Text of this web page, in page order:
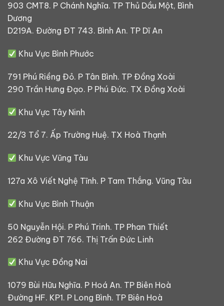
903 CMT8. P Chánh Nghĩa. TP Thủ Dầu Một, Bình
Dương
D219A. Đường ĐT 743. Bình An. TP Dĩ An
Khu Vực Bình Phước
791 Phú Riềng Đỏ. P Tân Bình. TP Đồng Xoài
290 Trần Hưng Đạo. P Phú Đức. TX Đồng Xoài
Khu Vực Tây Ninh
22/3 Tổ 7. Ấp Trường Huệ. TX Hoà Thạnh
Khu Vực Vũng Tàu
127a Xô Viết Nghệ Tĩnh. P Tam Thắng. Vũng Tàu
Khu Vực Bình Thuận
50 Nguyễn Hội. P Phú Trinh. TP Phan Thiết
262 Đường ĐT 766. Thị Trấn Đức Linh
Khu Vực Đồng Nai
1079 Bùi Hữu Nghĩa. P Hoá An. TP Biên Hoà
Đường HF. KP1. P Long Bình. TP Biên Hoà